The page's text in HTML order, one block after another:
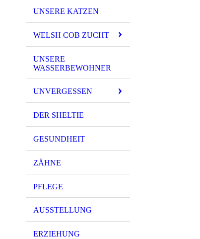
UNSERE KATZEN
WELSH COB ZUCHT
UNSERE
WASSERBEWOHNER
UNVERGESSEN
DER SHELTIE
GESUNDHEIT
ZÄHNE
PFLEGE
AUSSTELLUNG
ERZIEHUNG